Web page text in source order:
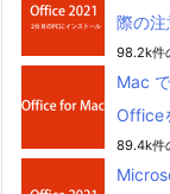
際の注
98.2k件
Mac
Office
89.4k件